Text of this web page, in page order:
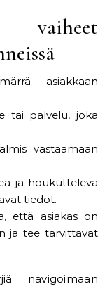
vaiheet
asiakkaan
tai palvelu, joka
vastaamaan
ja houkutteleva
tiedot.
että asiakas on
ja tee tarvittavat
navigoimaan